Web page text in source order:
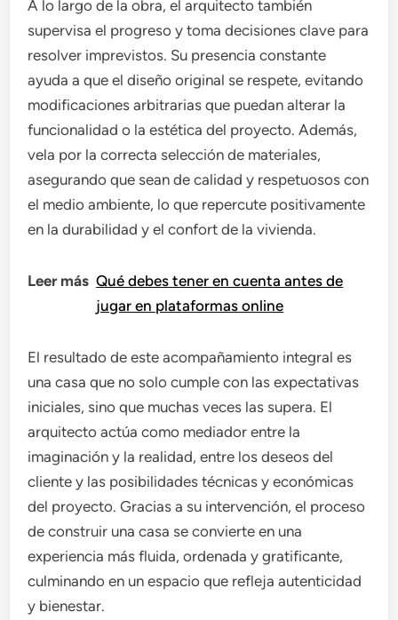
A lo largo de la obra, el arquitecto también
supervisa el progreso y toma decisiones clave para
resolver imprevistos. Su presencia constante
ayuda a que el diseño original se respete, evitando
modificaciones arbitrarias que puedan alterar la
funcionalidad o la estética del proyecto. Además,
vela por la correcta selección de materiales,
asegurando que sean de calidad y respetuosos con
el medio ambiente, lo que repercute positivamente
en la durabilidad y el confort de la vivienda.
Leer más Qué debes tener en cuenta antes de
jugar en plataformas online
El resultado de este acompañamiento integral es
una casa que no solo cumple con las expectativas
iniciales, sino que muchas veces las supera. El
arquitecto actúa como mediador entre la
imaginación y la realidad, entre los deseos del
cliente y las posibilidades técnicas y económicas
del proyecto. Gracias a su intervención, el proceso
de construir una casa se convierte en una
experiencia más fluida, ordenada y gratificante,
culminando en un espacio que refleja autenticidad
y bienestar.